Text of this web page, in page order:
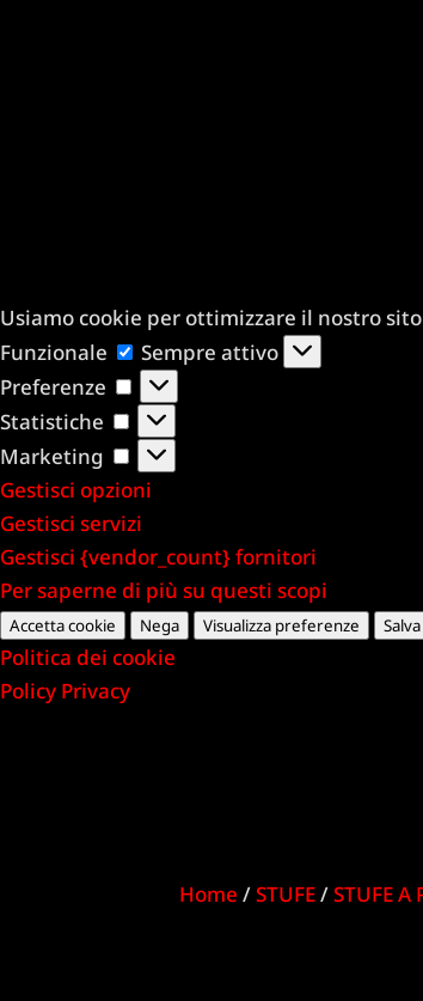
Usiamo cookie per ottimizzare il nostro
Funzionale
Funzionale
Sempre attivo
Preferenze
Preferenze
Statistiche
Statistiche
Marketing
Marketing
Gestisci opzioni
Gestisci servizi
Gestisci {vendor_count} fornitori
Per saperne di più su questi scopi
Accetta cookie Nega Visualizza preferenze
Politica dei cookie
Policy Privacy
Home /STUFE/STUFE A